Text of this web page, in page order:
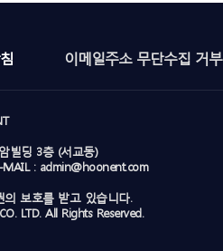
이메일주소 무단수집 거부
빌딩 3층 (서교동)
MAIL : admin@hoonent.com
보호를 받고 있습니다.
LTD. All Rights Reserved.